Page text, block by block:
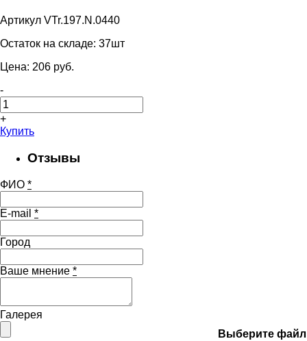
Артикул VTr.197.N.0440
Остаток на складе: 37шт
Цена: 206 pуб.
-
+
Купить
Отзывы
ФИО *
E-mail *
Город
Ваше мнение *
Галерея
Выберите файл